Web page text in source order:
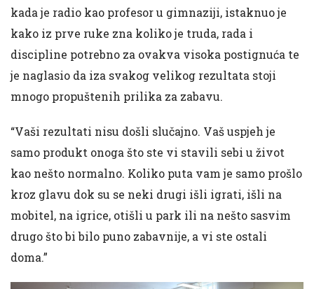
kada je radio kao profesor u gimnaziji, istaknuo je
kako iz prve ruke zna koliko je truda, rada i
discipline potrebno za ovakva visoka postignuća te
je naglasio da iza svakog velikog rezultata stoji
mnogo propuštenih prilika za zabavu.
“Vaši rezultati nisu došli slučajno. Vaš uspjeh je
samo produkt onoga što ste vi stavili sebi u život
kao nešto normalno. Koliko puta vam je samo prošlo
kroz glavu dok su se neki drugi išli igrati, išli na
mobitel, na igrice, otišli u park ili na nešto sasvim
drugo što bi bilo puno zabavnije, a vi ste ostali
doma.”